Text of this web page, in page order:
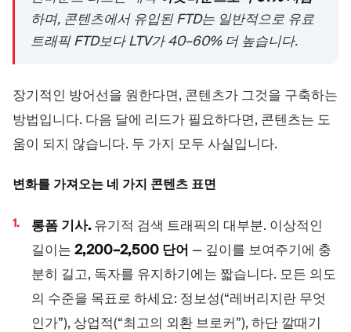
하며, 콘텐츠에서 유입된 FTD는 일반적으로 유료
트래픽 FTD보다 LTV가 40–60% 더 높습니다.
장기적인 방어선을 원한다면, 콘텐츠가 그것을 구축하는
방법입니다. 다음 달에 리드가 필요하다면, 콘텐츠는 도
움이 되지 않습니다. 두 가지 모두 사실입니다.
변화를 가져오는 네 가지 콘텐츠 표면
롱폼 기사.유기적 검색 트래픽의 대부분. 이상적인
길이는 2,200–2,500 단어 — 깊이를 보여주기에 충
분히 길고, 독자를 유지하기에는 짧습니다. 모든 의도
의 수준을 목표로 하세요: 정보성(“레버리지란 무엇
인가”), 상업적(“최고의 외환 브로커”), 하단 깔때기